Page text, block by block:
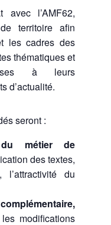
avec l’AMF62,
territoire afin
les cadres des
thématiques et
à leurs
d’actualité.
seront :
métier de
des textes,
du
modifications